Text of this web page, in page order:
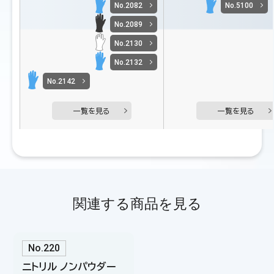
No.2082
No.2089
No.2130
No.2132
No.2142
一覧を見る
No.5100
一覧を見る
関連する商品を見る
No.220
ニトリル ノンパウダー